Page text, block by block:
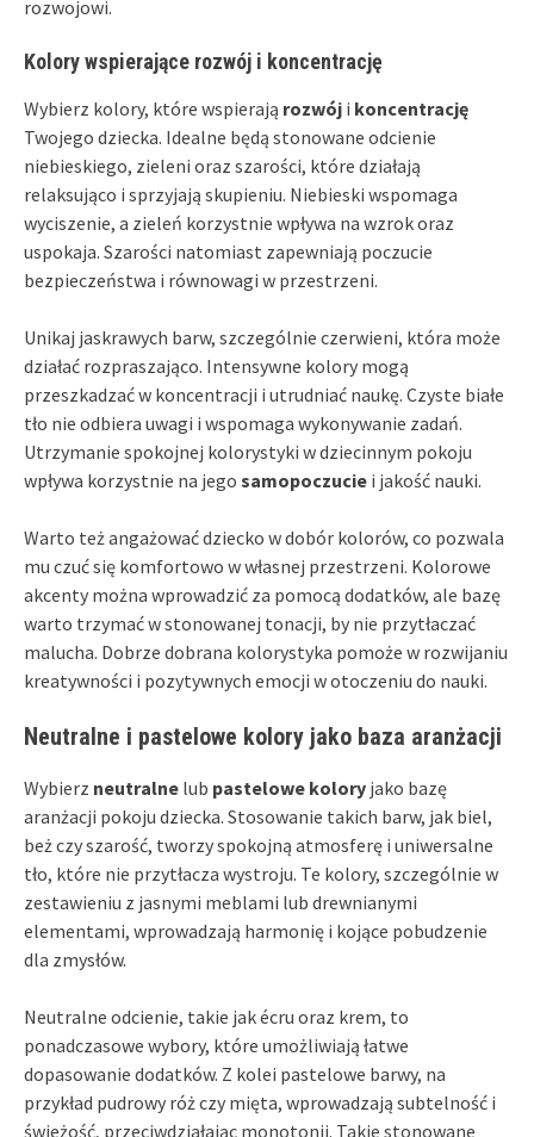
rozwojowi.
Kolory wspierające rozwój i koncentrację
Wybierz kolory, które wspierają rozwój i koncentrację
Twojego dziecka. Idealne będą stonowane odcienie
niebieskiego, zieleni oraz szarości, które działają
relaksująco i sprzyjają skupieniu. Niebieski wspomaga
wyciszenie, a zieleń korzystnie wpływa na wzrok oraz
uspokaja. Szarości natomiast zapewniają poczucie
bezpieczeństwa i równowagi w przestrzeni.
Unikaj jaskrawych barw, szczególnie czerwieni, która może
działać rozpraszająco. Intensywne kolory mogą
przeszkadzać w koncentracji i utrudniać naukę. Czyste białe
tło nie odbiera uwagi i wspomaga wykonywanie zadań.
Utrzymanie spokojnej kolorystyki w dziecinnym pokoju
wpływa korzystnie na jego samopoczucie i jakość nauki.
Warto też angażować dziecko w dobór kolorów, co pozwala
mu czuć się komfortowo w własnej przestrzeni. Kolorowe
akcenty można wprowadzić za pomocą dodatków, ale bazę
warto trzymać w stonowanej tonacji, by nie przytłaczać
malucha. Dobrze dobrana kolorystyka pomoże w rozwijaniu
kreatywności i pozytywnych emocji w otoczeniu do nauki.
Neutralne i pastelowe kolory jako baza aranżacji
Wybierz neutralne lub pastelowe kolory jako bazę
aranżacji pokoju dziecka. Stosowanie takich barw, jak biel,
beż czy szarość, tworzy spokojną atmosferę i uniwersalne
tło, które nie przytłacza wystroju. Te kolory, szczególnie w
zestawieniu z jasnymi meblami lub drewnianymi
elementami, wprowadzają harmonię i kojące pobudzenie
dla zmysłów.
Neutralne odcienie, takie jak écru oraz krem, to
ponadczasowe wybory, które umożliwiają łatwe
dopasowanie dodatków. Z kolei pastelowe barwy, na
przykład pudrowy róż czy mięta, wprowadzają subtelność i
świeżość, przeciwdziałając monotonii. Takie stonowane